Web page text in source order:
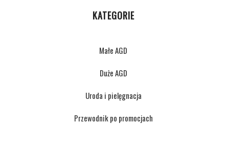
KATEGORIE
Małe AGD
Duże AGD
Uroda i pielęgnacja
Przewodnik po promocjach